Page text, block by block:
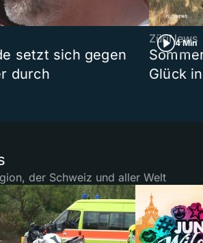
setzt sich gegen
durch
4 Min
ZüriNews
Glück
der Schweiz und aller Welt